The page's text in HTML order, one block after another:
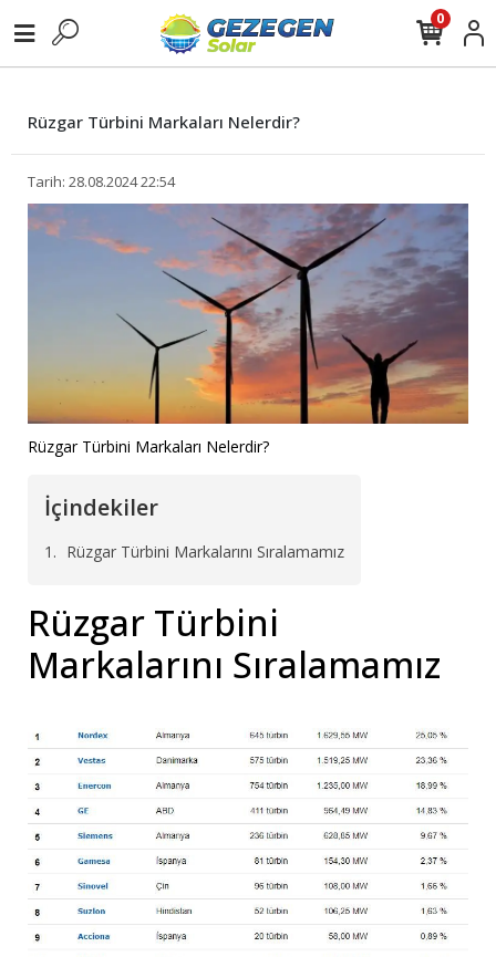
0
Rüzgar Türbini Markaları Nelerdir?
Tarih: 28.08.2024 22:54
Rüzgar Türbini Markaları Nelerdir?
İçindekiler
Rüzgar Türbini Markalarını Sıralamamız
Rüzgar Türbini
Markalarını Sıralamamız